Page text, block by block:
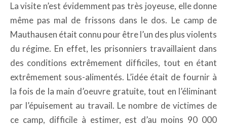
La visite n’est évidemment pas très joyeuse, elle donne
même pas mal de frissons dans le dos. Le camp de
Mauthausen était connu pour être l’un des plus violents
du régime. En effet, les prisonniers travaillaient dans
des conditions extrêmement difficiles, tout en étant
extrêmement sous-alimentés. L’idée était de fournir à
la fois de la main d’oeuvre gratuite, tout en l’éliminant
par l’épuisement au travail. Le nombre de victimes de
ce camp, difficile à estimer, est d’au moins 90 000